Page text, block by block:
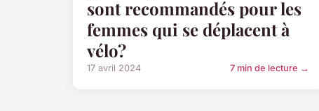
sont recommandés pour les
femmes qui se déplacent à
vélo?
17 avril 2024 7 min de lecture →